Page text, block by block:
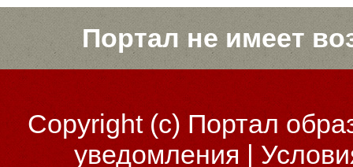
Портал не имеет
Copyright (c)Портал
уведомления |